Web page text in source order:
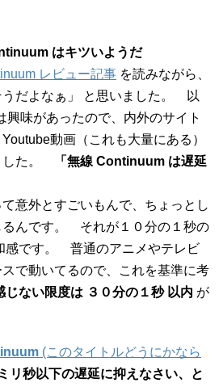
はキツいようだ
レビュー記事 を読みながら、
うだよなぁ」 と思いました。 以
興味があったので、内外のサイト
動画（これも大量にある）
した。
「無線 Continuum は遅延
意外とすごいもんで、ちょっとし
るんです。 それが１０分の１秒の
感です。 普通のアニメやテレビ
で動いてるので、これを基準に考
じない限度は ３０分の１秒 以内 が
(このタイトルどうにかなら
リ秒以下の遅延に抑えなさい、と